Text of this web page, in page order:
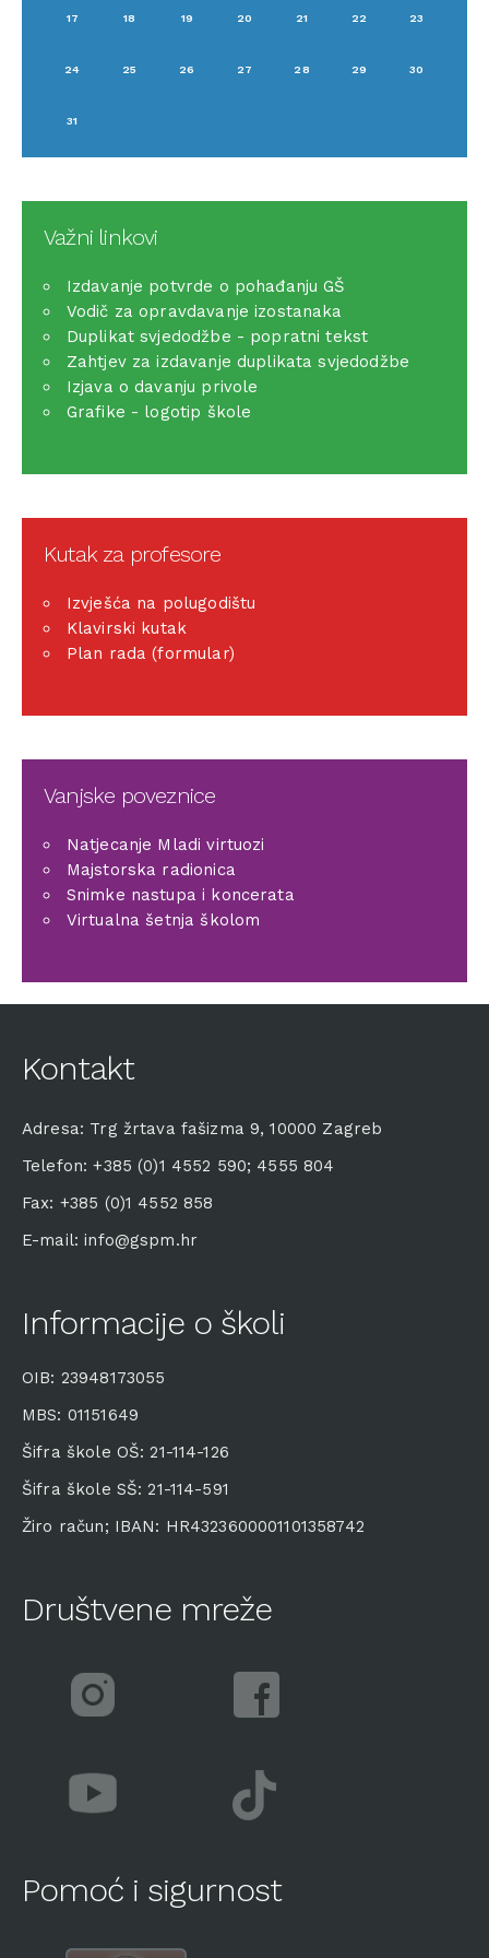
17 18 19 20 21 22 23
24 25 26 27 28 29 30
31
Važni linkovi
Izdavanje potvrde o pohađanju GŠ
Vodič za opravdavanje izostanaka
Duplikat svjedodžbe - popratni tekst
Zahtjev za izdavanje duplikata svjedodžbe
Izjava o davanju privole
Grafike - logotip škole
Kutak za profesore
Izvješća na polugodištu
Klavirski kutak
Plan rada (formular)
Vanjske poveznice
Natjecanje Mladi virtuozi
Majstorska radionica
Snimke nastupa i koncerata
Virtualna šetnja školom
Kontakt
Adresa: Trg žrtava fašizma 9, 10000 Zagreb
Telefon: +385 (0)1 4552 590; 4555 804
Fax: +385 (0)1 4552 858
E-mail: info@gspm.hr
Informacije o školi
OIB: 23948173055
MBS: 01151649
Šifra škole OŠ: 21-114-126
Šifra škole SŠ: 21-114-591
Žiro račun; IBAN: HR4323600001101358742
Društvene mreže
Pomoć i sigurnost